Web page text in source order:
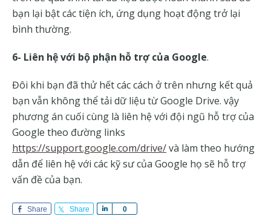
bạn lại bật các tiện ích, ứng dụng hoạt động trở lại
bình thường.
6- Liên hệ với bộ phận hỗ trợ của Google.
Đôi khi bạn đã thử hết các cách ở trên nhưng kết quả
bạn vẫn không thể tải dữ liệu từ Google Drive. vậy
phương án cuối cùng là liên hệ với đội ngũ hỗ trợ của
Google theo đường links
https://support.google.com/drive/và làm theo hướng
dẫn để liên hệ với các kỹ sư của Google họ sẽ hỗ trợ
vấn đề của bạn.
Share Share 0